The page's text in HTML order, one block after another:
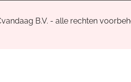
B.V. - alle rechten